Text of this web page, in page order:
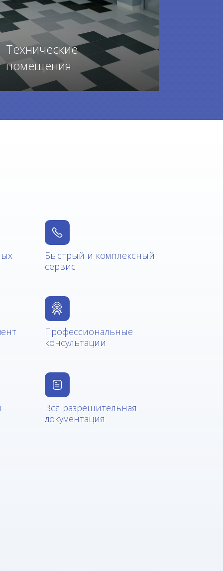
Технические
помещения
Быстрый и комплексный
сервис
Профессиональные
консультации
Вся разрешительная
документация